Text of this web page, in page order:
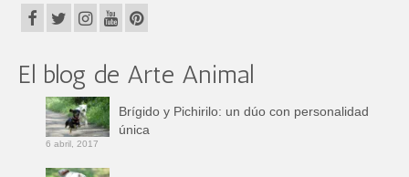
El blog de Arte Animal
Brígido y Pichirilo: un dúo con personalidad
única
6 abril, 2017